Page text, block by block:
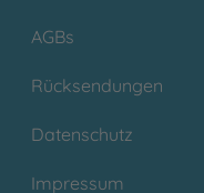
AGBs
Rücksendungen
Datenschutz
Impressum